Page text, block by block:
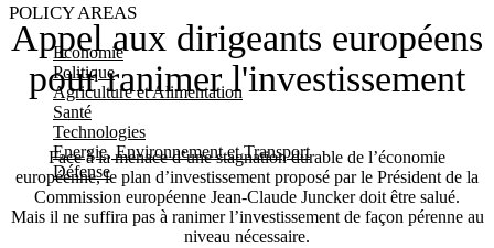
POLICY AREAS
Economie
Politique
Agriculture et Alimentation
Santé
Technologies
Energie, Environnement et Transport
Défense
Appel aux dirigeants européens
pour ranimer l'investissement
Face à la menace d’une stagnation durable de l’économie
européenne, le plan d’investissement proposé par le Président de la
Commission européenne Jean-Claude Juncker doit être salué.
Mais il ne suffira pas à ranimer l’investissement de façon pérenne au
niveau nécessaire.